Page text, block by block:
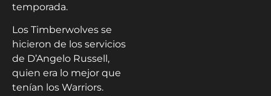
temporada.
Los Timberwolves se
hicieron de los servicios
de D’Angelo Russell,
quien era lo mejor que
tenían los Warriors.